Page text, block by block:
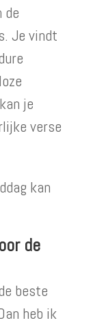
de
Je vindt
je
verse
kan
de
beste
heb ik